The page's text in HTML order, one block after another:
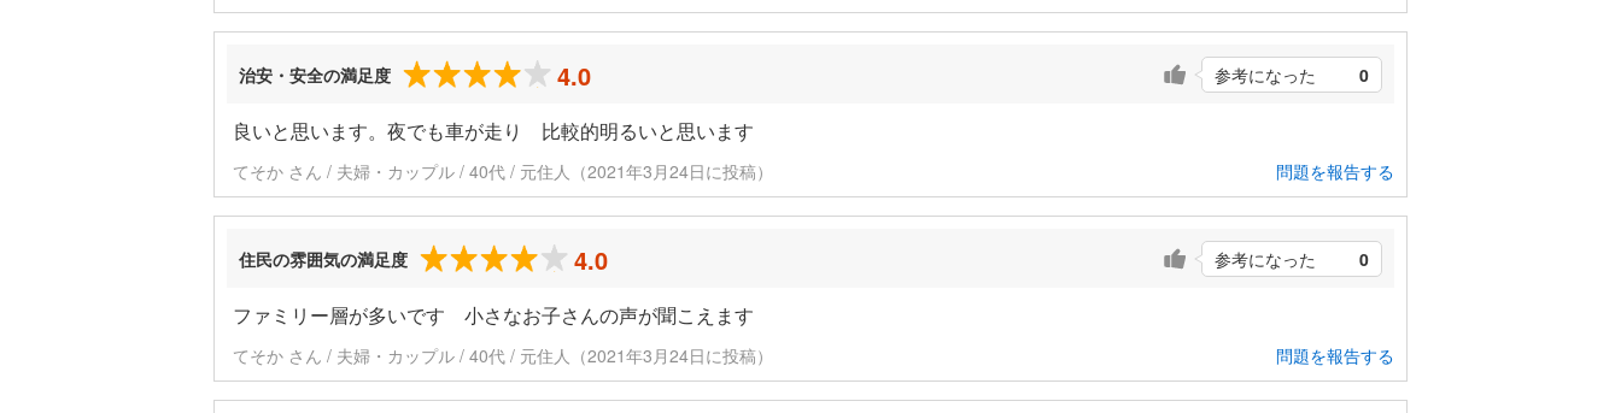
治安・安全の満足度 4.0 参考になった 0
良いと思います。夜でも車が走り 比較的明るいと思います
てそか さん / 夫婦・カップル / 40代 / 元住人（2021年3月24日に投稿） 問題を報告する
住民の雰囲気の満足度 4.0 参考になった 0
ファミリー層が多いです 小さなお子さんの声が聞こえます
てそか さん / 夫婦・カップル / 40代 / 元住人（2021年3月24日に投稿） 問題を報告する